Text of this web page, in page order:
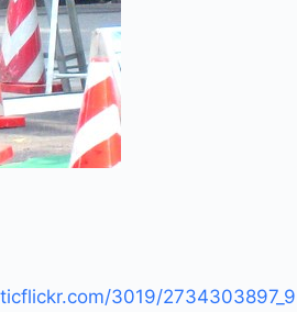
3019/2734303897_9